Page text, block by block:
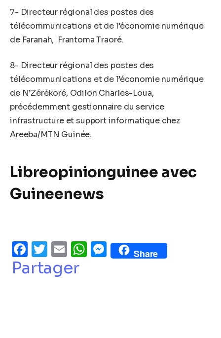
7- Directeur régional des postes des
télécommunications et de l’économie numérique
de Faranah, Frantoma Traoré.
8- Directeur régional des postes des
télécommunications et de l’économie numérique
de N’Zérékoré, Odilon Charles-Loua,
précédemment gestionnaire du service
infrastructure et support informatique chez
Areeba/MTN Guinée.
Libreopinionguinee avec
Guineenews
Facebook
Twitter
EmailWhatsApp
Messenger
Share
Partager